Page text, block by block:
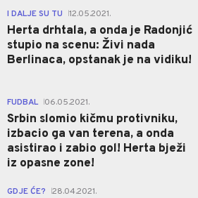
I DALJE SU TU 12.05.2021.
Herta drhtala, a onda je Radonjić
stupio na scenu: Živi nada
Berlinaca, opstanak je na vidiku!
FUDBAL 06.05.2021.
Srbin slomio kičmu protivniku,
izbacio ga van terena, a onda
asistirao i zabio gol! Herta bježi
iz opasne zone!
GDJE ĆE? 28.04.2021.